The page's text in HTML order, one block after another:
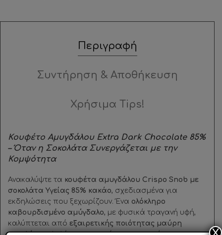
Περιγραφή
Συντήρηση & Αποθήκευση
Χρήσιμα Tips!
Κουφέτο Αμυγδάλου Extra Dark Chocolate 85%
– Όταν η Σοκολάτα Συνεργάζεται με την
Κομψότητα
Ανακαλύψτε τα κουφέτα αμυγδάλου Crispo Snob με
σοκολάτα Υγείας 85% κακάο, σχεδιασμένα για
εκδηλώσεις που ξεχωρίζουν. Ένα ολόκληρο
καβουρδισμένο αμύγδαλο, με φυσικά τραγανή υφή,
καλύπτεται από εξαιρετικής ποιότητας μαύρη